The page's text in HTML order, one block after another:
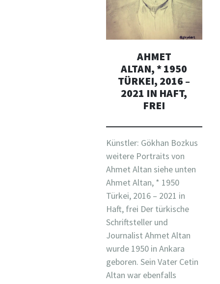
AHMET
ALTAN, * 1950
TÜRKEI, 2016 –
2021 IN HAFT,
FREI
Künstler: Gökhan Bozkus
weitere Portraits von
Ahmet Altan siehe unten
Ahmet Altan, * 1950
Türkei, 2016 – 2021 in
Haft, frei Der türkische
Schriftsteller und
Journalist Ahmet Altan
wurde 1950 in Ankara
geboren. Sein Vater Cetin
Altan war ebenfalls